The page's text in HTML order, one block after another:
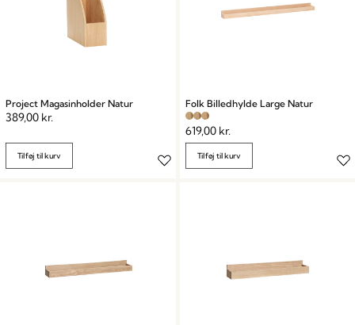
Project Magasinholder Natur
389,00 kr.
Tilføj til kurv
Folk Billedhylde Large Natur
619,00 kr.
Tilføj til kurv